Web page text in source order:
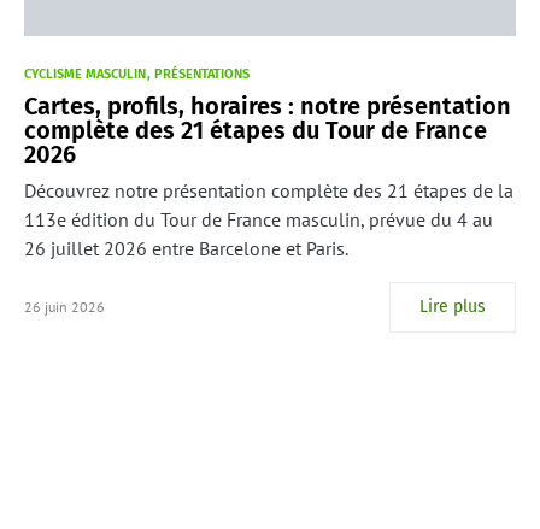
CYCLISME MASCULIN PRÉSENTATIONS
Cartes, profils, horaires : notre présentation
complète des 21 étapes du Tour de France
2026
Découvrez notre présentation complète des 21 étapes de la
113e édition du Tour de France masculin, prévue du 4 au
26 juillet 2026 entre Barcelone et Paris.
26 juin 2026 Lire plus